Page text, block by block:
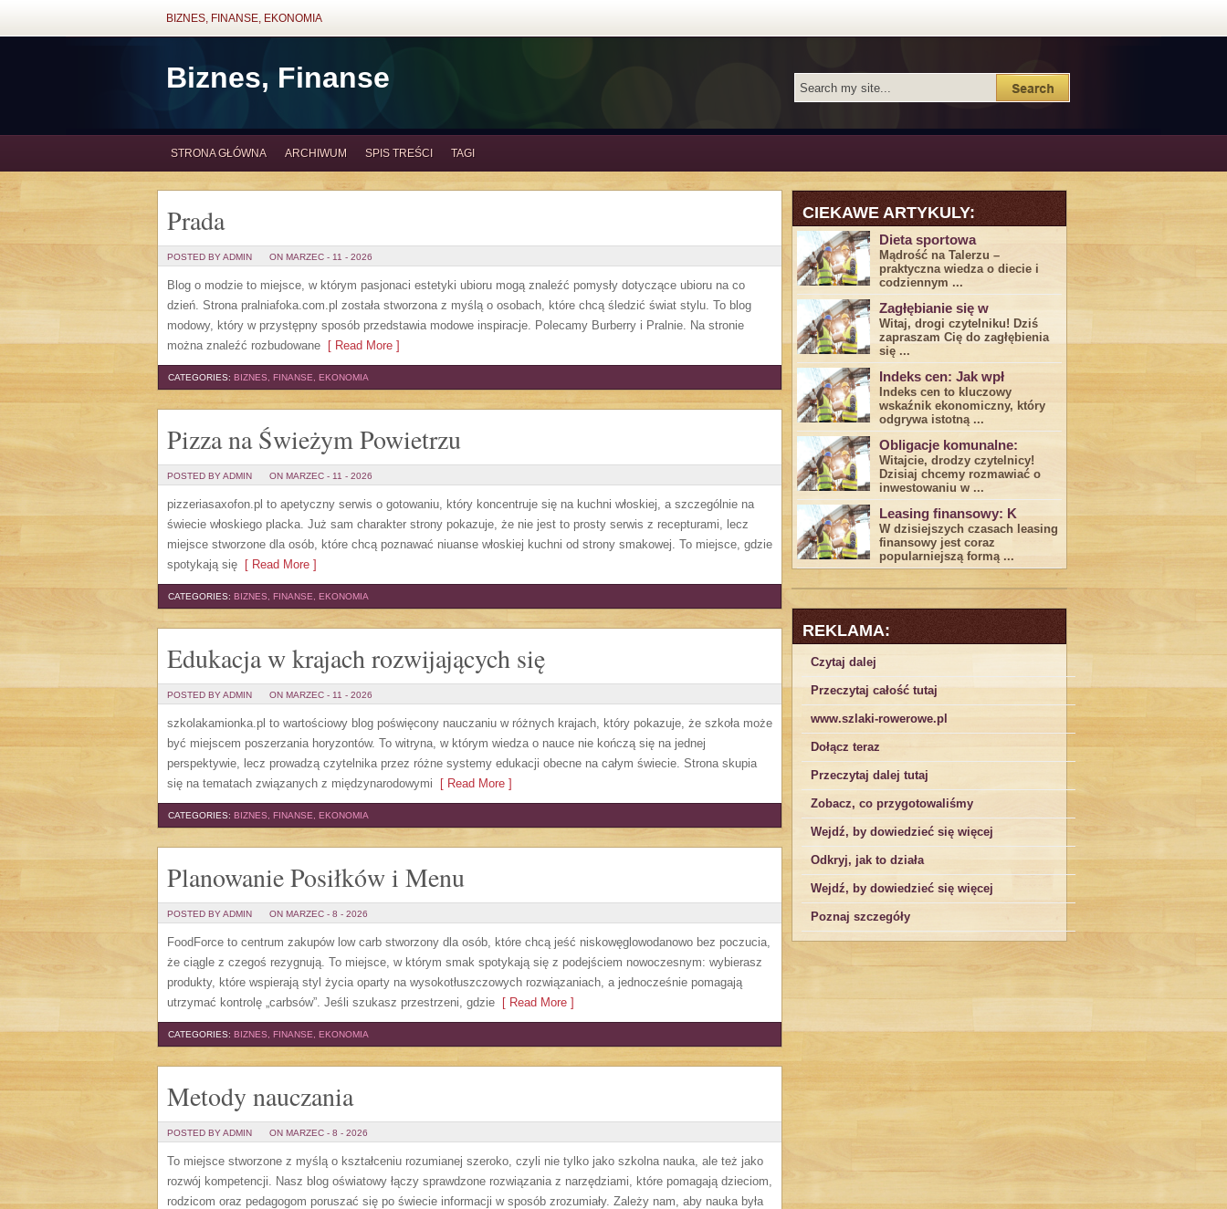
BIZNES, FINANSE, EKONOMIA
Biznes, Finanse
STRONA GŁÓWNA ARCHIWUM SPIS TREŚCI TAGI
Prada
POSTED BY ADMIN ON MARZEC - 11 - 2026
Blog o modzie to miejsce, w którym pasjonaci estetyki ubioru mogą znaleźć pomysły dotyczące ubioru na co
dzień. Strona pralniafoka.com.pl została stworzona z myślą o osobach, które chcą śledzić świat stylu. To blog
modowy, który w przystępny sposób przedstawia modowe inspiracje. Polecamy Burberry i Pralnie. Na stronie
można znaleźć rozbudowane [ Read More ]
CATEGORIES: BIZNES, FINANSE, EKONOMIA
Pizza na Świeżym Powietrzu
POSTED BY ADMIN ON MARZEC - 11 - 2026
pizzeriasaxofon.pl to apetyczny serwis o gotowaniu, który koncentruje się na kuchni włoskiej, a szczególnie na
świecie włoskiego placka. Już sam charakter strony pokazuje, że nie jest to prosty serwis z recepturami, lecz
miejsce stworzone dla osób, które chcą poznawać niuanse włoskiej kuchni od strony smakowej. To miejsce, gdzie
spotykają się [ Read More ]
CATEGORIES: BIZNES, FINANSE, EKONOMIA
Edukacja w krajach rozwijających się
POSTED BY ADMIN ON MARZEC - 11 - 2026
szkolakamionka.pl to wartościowy blog poświęcony nauczaniu w różnych krajach, który pokazuje, że szkoła może
być miejscem poszerzania horyzontów. To witryna, w którym wiedza o nauce nie kończą się na jednej
perspektywie, lecz prowadzą czytelnika przez różne systemy edukacji obecne na całym świecie. Strona skupia
się na tematach związanych z międzynarodowymi [ Read More ]
CATEGORIES: BIZNES, FINANSE, EKONOMIA
Planowanie Posiłków i Menu
POSTED BY ADMIN ON MARZEC - 8 - 2026
FoodForce to centrum zakupów low carb stworzony dla osób, które chcą jeść niskowęglowodanowo bez poczucia,
że ciągle z czegoś rezygnują. To miejsce, w którym smak spotykają się z podejściem nowoczesnym: wybierasz
produkty, które wspierają styl życia oparty na wysokotłuszczowych rozwiązaniach, a jednocześnie pomagają
utrzymać kontrolę „carbsów”. Jeśli szukasz przestrzeni, gdzie [ Read More ]
CATEGORIES: BIZNES, FINANSE, EKONOMIA
Metody nauczania
POSTED BY ADMIN ON MARZEC - 8 - 2026
To miejsce stworzone z myślą o kształceniu rozumianej szeroko, czyli nie tylko jako szkolna nauka, ale też jako
rozwój kompetencji. Nasz blog oświatowy łączy sprawdzone rozwiązania z narzędziami, które pomagają dzieciom,
rodzicom oraz pedagogom poruszać się po świecie informacji w sposób zrozumiały. Zależy nam, aby nauka była
CIEKAWE ARTYKULY:
Dieta sportowa
Mądrość na Talerzu –
praktyczna wiedza o diecie i
codziennym ...
Zagłębianie się w
Witaj, drogi ⁤czytelniku! Dziś
zapraszam Cię do‍ zagłębienia
‍się⁢ ...
Indeks cen: Jak wpł
Indeks cen to kluczowy
wskaźnik ekonomiczny, który
odgrywa ​istotną ...
Obligacje komunalne:
Witajcie, drodzy czytelnicy!
Dzisiaj chcemy rozmawiać o
inwestowaniu w ...
Leasing finansowy: K
W dzisiejszych czasach leasing ​
finansowy jest ⁢coraz
popularniejszą formą ...
REKLAMA:
Czytaj dalej
Przeczytaj całość tutaj
www.szlaki-rowerowe.pl
Dołącz teraz
Przeczytaj dalej tutaj
Zobacz, co przygotowaliśmy
Wejdź, by dowiedzieć się więcej
Odkryj, jak to działa
Wejdź, by dowiedzieć się więcej
Poznaj szczegóły